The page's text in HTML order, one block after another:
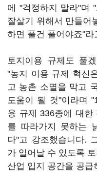
에 "걱정하지 말라"며
잘살기 위해서 만들어
하면 풀건 풀어야죠"라
토지이용 규제도 풀
"농지 이용 규제 혁신
고 농촌 소멸을 막고
도움이 될 것"이라며
용 규제 336종에 대한
를 따라가지 못하는
다"고 강조했습니다.
가 일어날 수 있도록
산업 입지 공간을 공급